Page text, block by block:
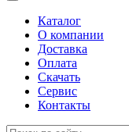
Каталог
О компании
Доставка
Оплата
Скачать
Сервис
Контакты